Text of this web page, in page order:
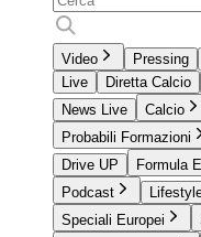
Video Pressing
Live
Diretta Calcio
News Live
Calcio
Probabili Formazioni
Drive UP
Formula E
Podcast
Speciali Europei